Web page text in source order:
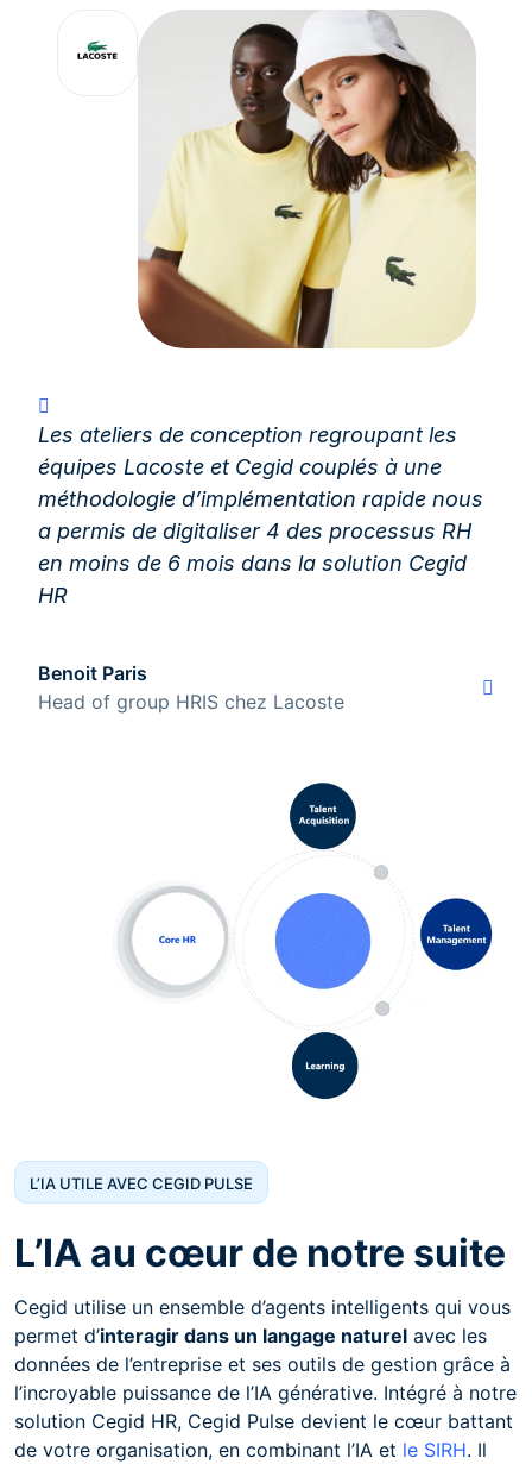
Les ateliers de conception regroupant les
équipes Lacoste et Cegid couplés à une
méthodologie d’implémentation rapide nous
a permis de digitaliser 4 des processus RH
en moins de 6 mois dans la solution Cegid
HR
Benoit Paris
Head of group HRIS chez Lacoste
L’IA UTILE AVEC CEGID PULSE
L’IA au cœur de notre suite
Cegid utilise un ensemble d’agents intelligents qui vous
permet d’interagir dans un langage naturel avec les
données de l’entreprise et ses outils de gestion grâce à
l’incroyable puissance de l’IA générative. Intégré à notre
solution Cegid HR, Cegid Pulse devient le cœur battant
de votre organisation, en combinant l’IA et le SIRH. Il